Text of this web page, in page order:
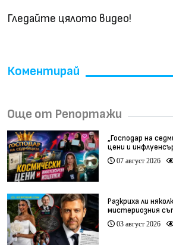
Гледайте цялото видео!
Коментирай
Още от Репортажи
„Господар на
цени и
07 август 2026
Разкриха ли
мистериозния
03 август 2026